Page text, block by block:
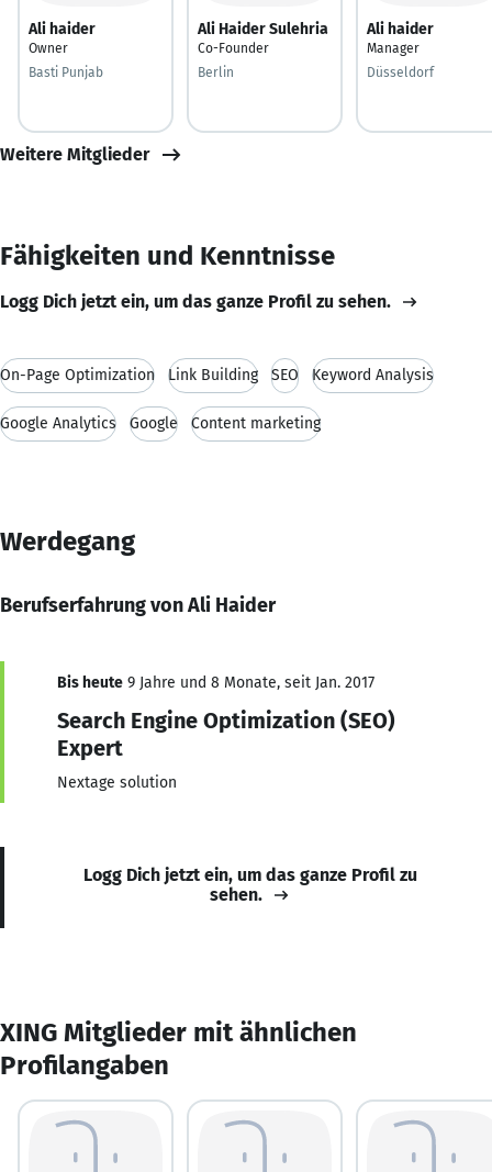
Ali haider
Owner
Basti Punjab
Ali Haider Sulehria
Co-Founder
Berlin
Ali haider
Manager
Düsseldorf
Weitere Mitglieder
Fähigkeiten und Kenntnisse
Logg Dich jetzt ein, um das ganze Profil zu sehen.
On-Page Optimization Link Building SEO Keyword Analysis
Google Analytics Google Content marketing
Werdegang
Berufserfahrung von Ali Haider
Bis heute 9 Jahre und 8 Monate, seit Jan. 2017
Search Engine Optimization (SEO)
Expert
Nextage solution
Logg Dich jetzt ein, um das ganze Profil zu
sehen.
XING Mitglieder mit ähnlichen
Profilangaben